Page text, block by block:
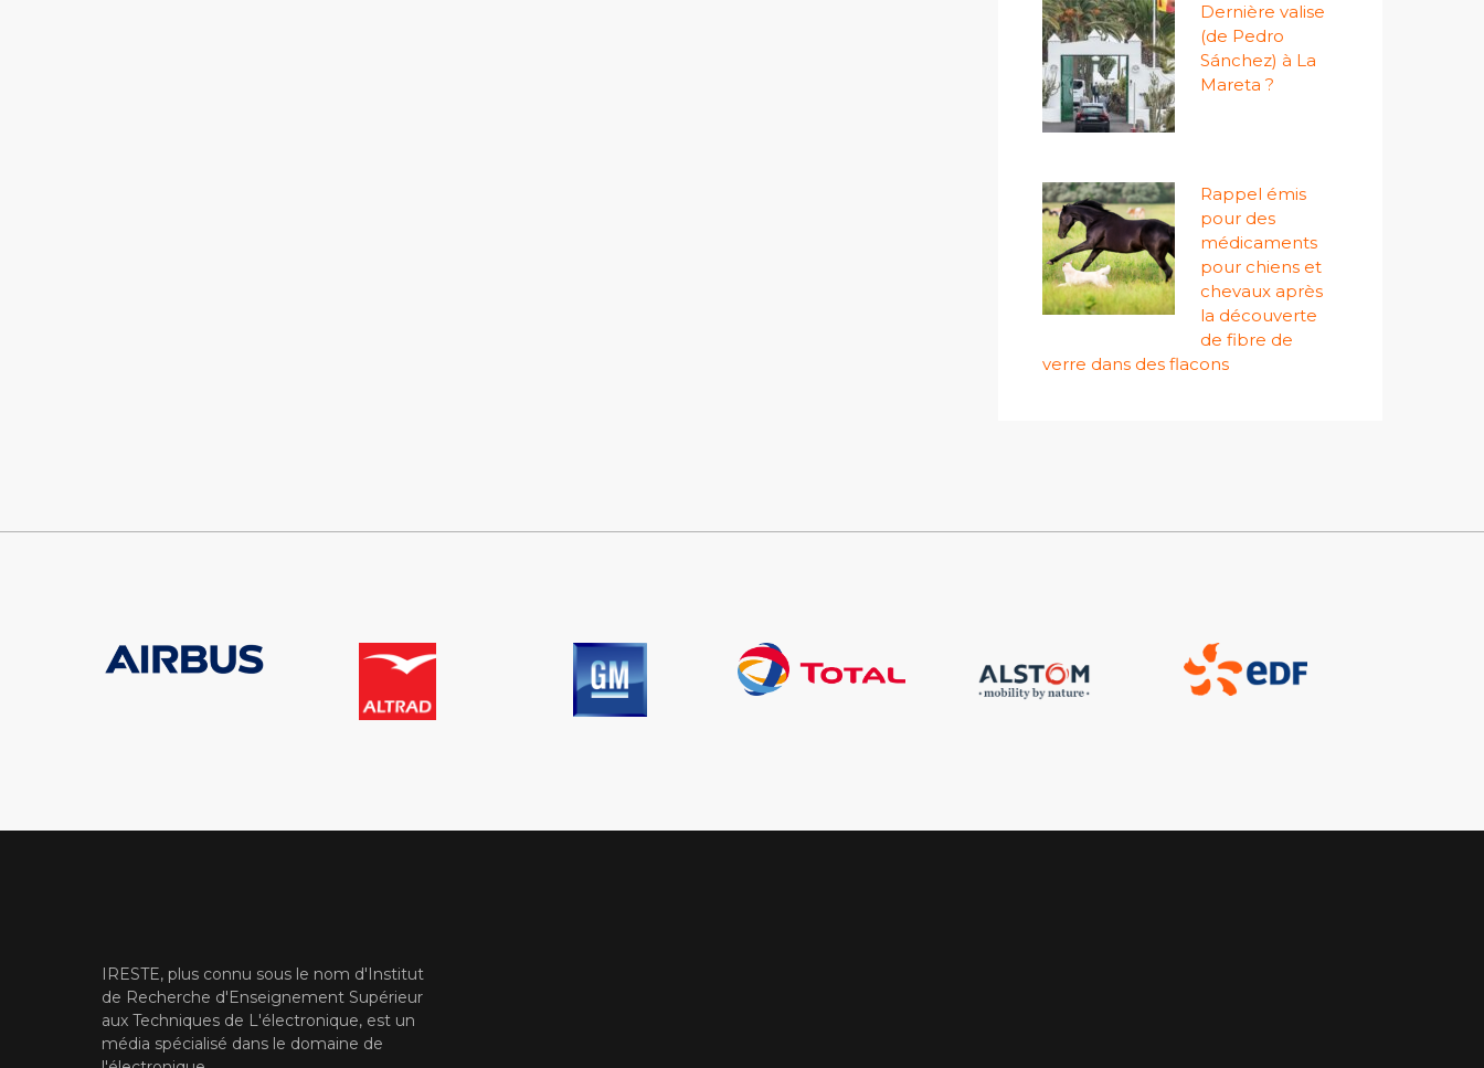
Dernière valise
(de Pedro
Sánchez) à La
Mareta ?
Rappel émis
pour des
médicaments
pour chiens et
chevaux après
la découverte
de fibre de
verre dans des flacons
IRESTE, plus connu sous le nom d'Institut
de Recherche d'Enseignement Supérieur
aux Techniques de L'électronique, est un
média spécialisé dans le domaine de